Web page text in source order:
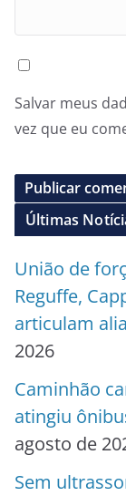
Salvar meus
vez que eu
Últimas
União de
Reguffe,
articulam
2026
Caminhão
atingiu
agosto de
Sem